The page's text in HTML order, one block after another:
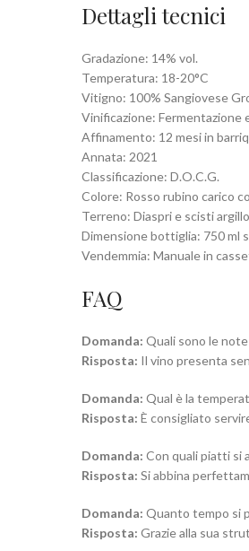
Dettagli tecnici
Gradazione: 14% vol.
Temperatura: 18-20°C
Vitigno: 100% Sangiovese
Vinificazione: Fermentazione
Affinamento: 12 mesi in
Annata: 2021
Classificazione: D.O.C.G.
Colore: Rosso rubino carico
Terreno: Diaspri e scisti
Dimensione bottiglia: 750 ml
Vendemmia: Manuale in
FAQ
Domanda: Quali sono le
Risposta: Il vino presenta
Domanda: Qual è la
Risposta: È consigliato
Domanda: Con quali piatti si
Risposta: Si abbina
Domanda: Quanto tempo si
Risposta: Grazie alla sua